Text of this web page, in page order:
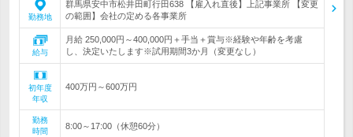
勤務地
群馬県安中市松井田町行田638 【雇入れ直後】上記事業所 【変更
の範囲】会社の定める各事業所
給与
月給 250,000円～400,000円＋手当＋賞与※経験や年齢を考慮
し、決定いたします※試用期間3か月（変更なし）
初年度
年収
400万円～600万円
勤務
時間
8:00～17:00（休憩60分）